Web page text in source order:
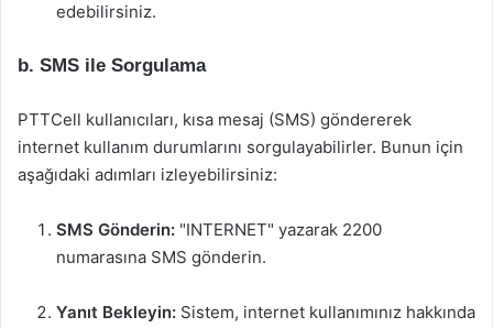
edebilirsiniz.
b. SMS ile Sorgulama
PTTCell kullanıcıları, kısa mesaj (SMS) göndererek
internet kullanım durumlarını sorgulayabilirler. Bunun için
aşağıdaki adımları izleyebilirsiniz:
SMS Gönderin: "INTERNET" yazarak 2200
numarasına SMS gönderin.
Yanıt Bekleyin: Sistem, internet kullanımınız hakkında